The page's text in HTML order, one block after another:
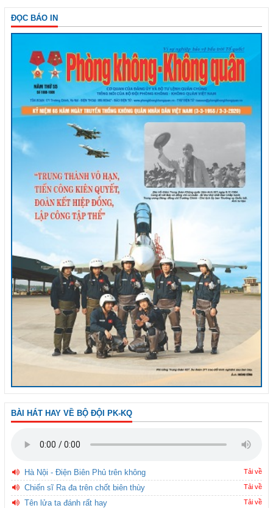
ĐỌC BÁO IN
BÀI HÁT HAY VỀ BỘ ĐỘI PK-KQ
Hà Nội - Điện Biên Phủ trên không Tải về
Chiến sĩ Ra đa trên chốt biên thùy Tải về
Tên lửa ta đánh rất hay Tải về